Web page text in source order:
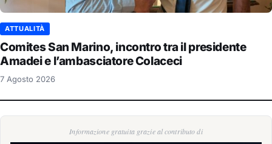
ATTUALITÀ
Comites San Marino, incontro tra il presidente
Amadei e l’ambasciatore Colaceci
7 Agosto 2026
Informazione gratuita grazie al contributo di